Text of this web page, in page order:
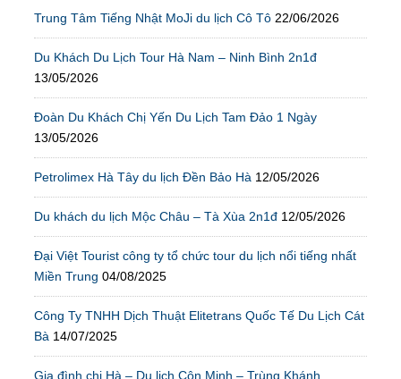
Trung Tâm Tiếng Nhật MoJi du lịch Cô Tô 22/06/2026
Du Khách Du Lịch Tour Hà Nam – Ninh Bình 2n1đ
13/05/2026
Đoàn Du Khách Chị Yến Du Lịch Tam Đảo 1 Ngày
13/05/2026
Petrolimex Hà Tây du lịch Đền Bảo Hà 12/05/2026
Du khách du lịch Mộc Châu – Tà Xùa 2n1đ 12/05/2026
Đại Việt Tourist công ty tổ chức tour du lịch nổi tiếng nhất
Miền Trung 04/08/2025
Công Ty TNHH Dịch Thuật Elitetrans Quốc Tế Du Lịch Cát
Bà 14/07/2025
Gia đình chị Hà – Du lịch Côn Minh – Trùng Khánh